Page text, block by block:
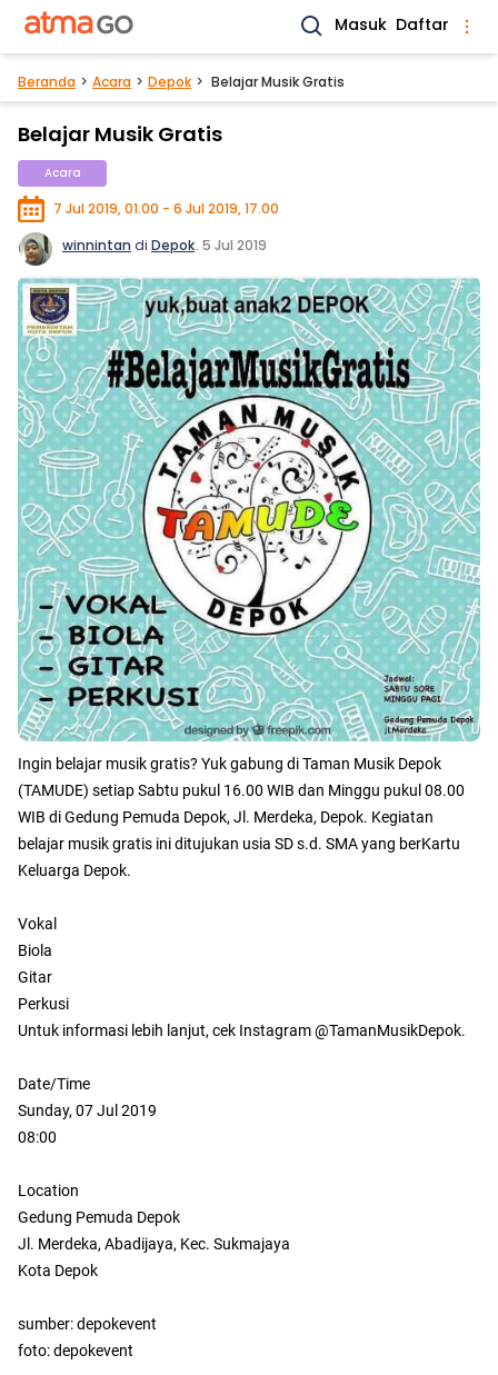
Masuk Daftar
Beranda Acara Depok Belajar Musik Gratis
Belajar Musik Gratis
Acara
7 Jul 2019, 01.00 - 6 Jul 2019, 17.00
winnintan di Depok. 5 Jul 2019
Ingin belajar musik gratis? Yuk gabung di Taman Musik Depok
(TAMUDE) setiap Sabtu pukul 16.00 WIB dan Minggu pukul 08.00
WIB di Gedung Pemuda Depok, Jl. Merdeka, Depok. Kegiatan
belajar musik gratis ini ditujukan usia SD s.d. SMA yang berKartu
Keluarga Depok.
Vokal
Biola
Gitar
Perkusi
Untuk informasi lebih lanjut, cek Instagram @TamanMusikDepok.
Date/Time
Sunday, 07 Jul 2019
08:00
Location
Gedung Pemuda Depok
Jl. Merdeka, Abadijaya, Kec. Sukmajaya
Kota Depok
sumber: depokevent
foto: depokevent